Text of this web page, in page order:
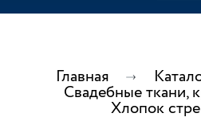
Главная
Свадебные ткани,
Хлопок